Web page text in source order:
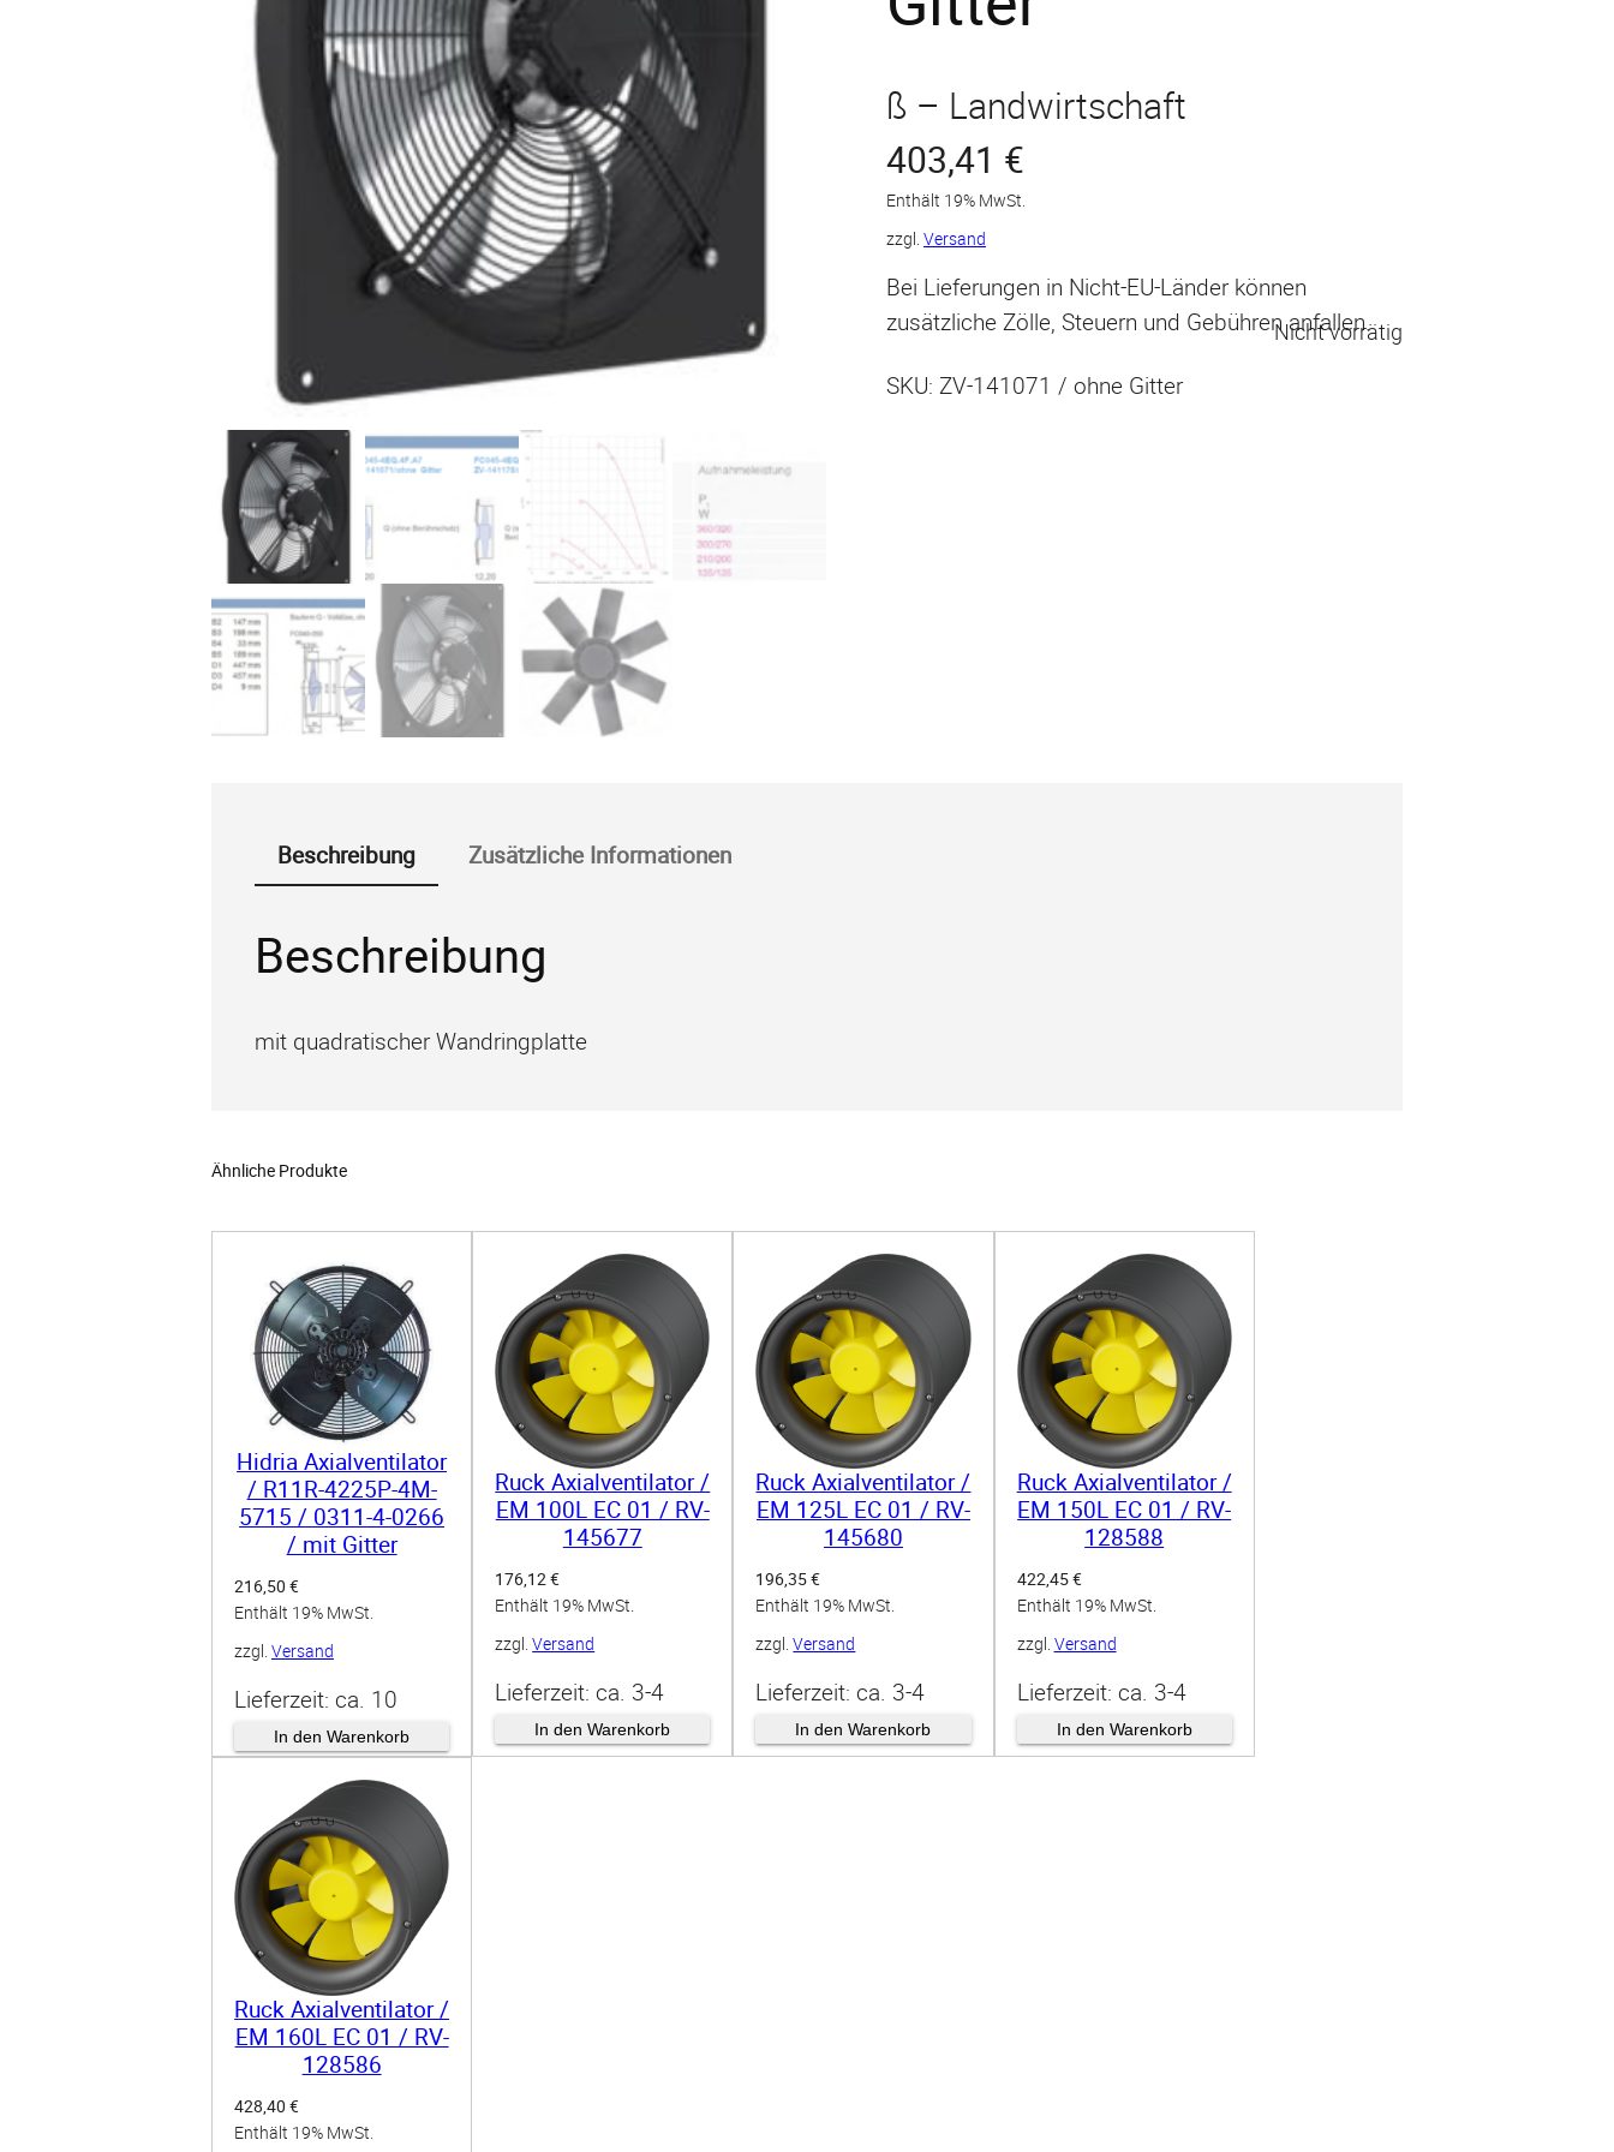
ß – Landwirtschaft
403,41 €
Enthält 19% MwSt.
zzgl. Versand
Bei Lieferungen in Nicht-EU-Länder können
zusätzliche Zölle, Steuern und Gebühren anfallen.
Nicht vorrätig
SKU: ZV-141071 / ohne Gitter
Beschreibung Zusätzliche Informationen
Beschreibung
mit quadratischer Wandringplatte
Ähnliche Produkte
Hidria Axialventilator
/ R11R-4225P-4M-
5715 / 0311-4-0266
/ mit Gitter
216,50 €
Enthält 19% MwSt.
zzgl. Versand
Lieferzeit: ca. 10
Werktage
In den Warenkorb
Ruck Axialventilator /
EM 100L EC 01 / RV-
145677
176,12€
Enthält 19% MwSt.
zzgl.Versand
Lieferzeit: ca. 3-4
Wochen
In den Warenkorb
Ruck Axialventilator /
EM 125L EC 01 / RV-
145680
196,35€
Enthält 19% MwSt.
zzgl.Versand
Lieferzeit: ca. 3-4
Wochen
In den Warenkorb
Ruck Axialventilator /
EM 150L EC 01 / RV-
128588
422,45€
Enthält 19% MwSt.
zzgl. Versand
Lieferzeit: ca. 3-4
Wochen
In den Warenkorb
Ruck Axialventilator /
EM 160L EC 01 / RV-
128586
428,40 €
Enthält 19% MwSt.